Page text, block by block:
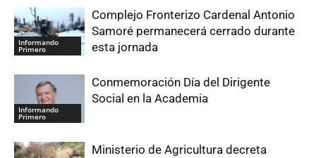
Informando
Primero
Complejo Fronterizo Cardenal Antonio
Samoré permanecerá cerrado durante
esta jornada
Informando
Primero
Conmemoración Día del Dirigente
Social en la Academia
Ministerio de Agricultura decreta